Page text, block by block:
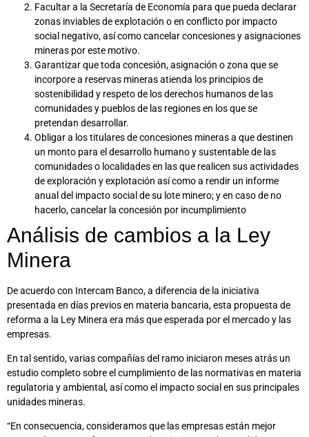
Facultar a la Secretaría de Economía para que pueda declarar
zonas inviables de explotación o en conflicto por impacto
social negativo, así como cancelar concesiones y asignaciones
mineras por este motivo.
Garantizar que toda concesión, asignación o zona que se
incorpore a reservas mineras atienda los principios de
sostenibilidad y respeto de los derechos humanos de las
comunidades y pueblos de las regiones en los que se
pretendan desarrollar.
Obligar a los titulares de concesiones mineras a que destinen
un monto para el desarrollo humano y sustentable de las
comunidades o localidades en las que realicen sus actividades
de exploración y explotación así como a rendir un informe
anual del impacto social de su lote minero; y en caso de no
hacerlo, cancelar la concesión por incumplimiento
Análisis de cambios a la Ley
Minera
De acuerdo con Intercam Banco, a diferencia de la iniciativa
presentada en días previos en materia bancaria, esta propuesta de
reforma a la Ley Minera era más que esperada por el mercado y las
empresas.
En tal sentido, varias compañías del ramo iniciaron meses atrás un
estudio completo sobre el cumplimiento de las normativas en materia
regulatoria y ambiental, así como el impacto social en sus principales
unidades mineras.
“En consecuencia, consideramos que las empresas están mejor